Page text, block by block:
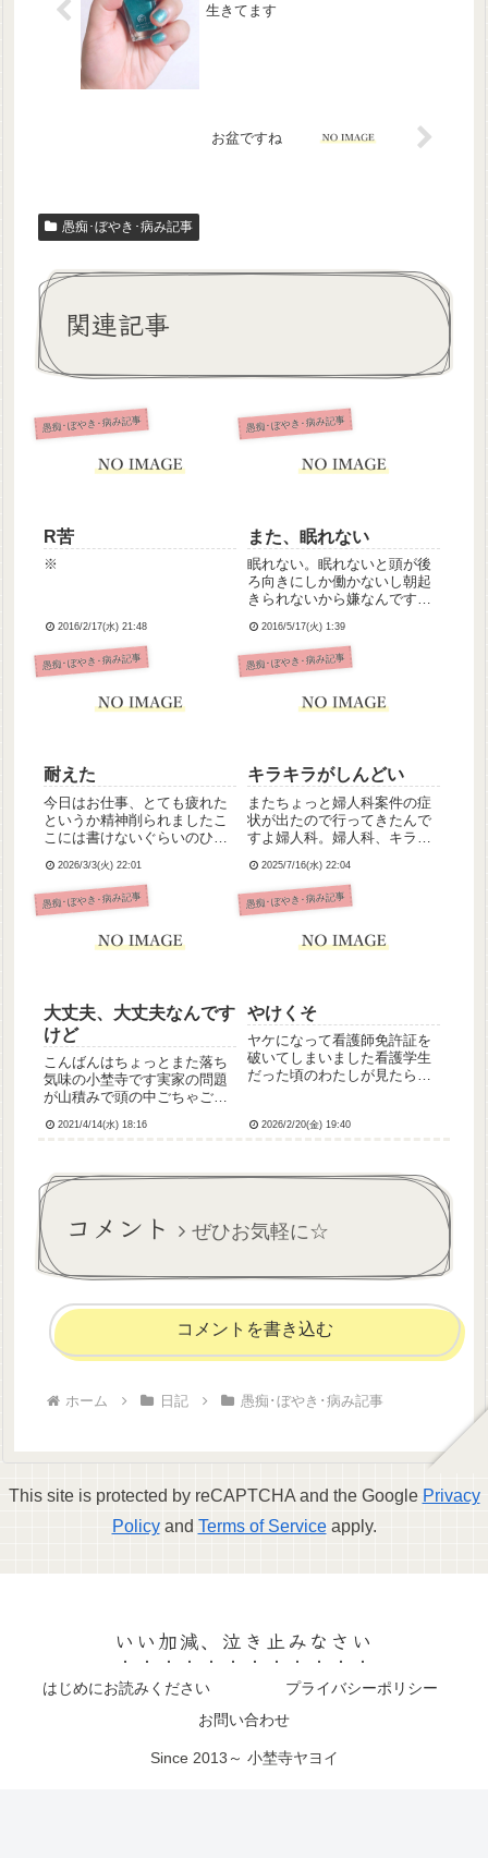
生きてます
お盆ですね
愚痴･ぼやき･病み記事
関連記事
愚痴･ぼやき･病み記事
R苦
※
2016/2/17(水) 21:48
愚痴･ぼやき･病み記事
また、眠れない
眠れない。眠れないと頭が後
ろ向きにしか働かないし朝起
きられないから嫌なんですよ
したらいいんだろう。
2016/5/17(火) 1:39
愚痴･ぼやき･病み記事
耐えた
今日はお仕事、とても疲れた
というか精神削られましたこ
こには書けないぐらいのひど
大声で威嚇されたりつねられ
たり泣きたくなったけど、耐
えた頑張ったけどつらかった
2026/3/3(火) 22:01
愚痴･ぼやき･病み記事
キラキラがしんどい
またちょっと婦人科案件の症
状が出たので行ってきたんで
すよ婦人科。婦人科、キラキ
ぱいいて卑屈になるから苦手
なんですけど、行かざるを得
なくて。で、行ったら、キラ
かったんだけど、かわいい赤
2025/7/16(水) 22:04
愚痴･ぼやき･病み記事
大丈夫、大丈夫なんです
けど
こんばんはちょっとまた落ち
気味の小埜寺です実家の問題
が山積みで頭の中ごちゃごち
2021/4/14(水) 18:16
愚痴･ぼやき･病み記事
やけくそ
ヤケになって看護師免許証を
破いてしまいました看護学生
だった頃のわたしが見たら泣
役にも立てないんだもん
2026/2/20(金) 19:40
コメント ぜひお気軽に☆
コメントを書き込む
ホーム 日記 愚痴･ぼやき･病み記事
This site is protected by reCAPTCHA and the Google Privacy
Policyand Terms of Serviceapply.
いい加減、泣き止みなさい
はじめにお読みください
プライバシーポリシー
お問い合わせ
Since 2013～ 小埜寺ヤヨイ